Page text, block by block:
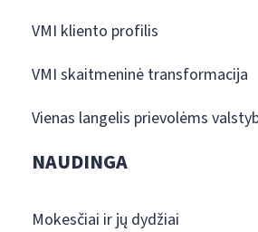
VMI kliento profilis
VMI skaitmeninė transformacija
Vienas langelis prievolėms
NAUDINGA
Mokesčiai ir jų dydžiai